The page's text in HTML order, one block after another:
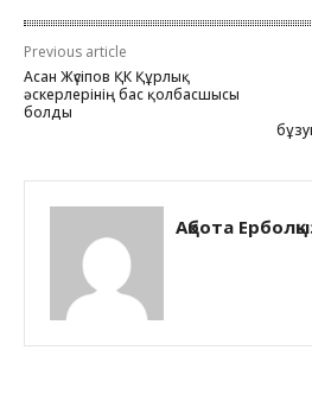
Previous article
Асан Жүсіпов ҚК Құрлық
әскерлерінің бас қолбасшысы
болды
Ақбота